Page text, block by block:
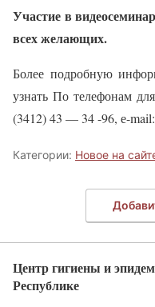
Участие в
всех желающих.
Более подробную
узнать По телефонам
(3412) 43 — 34 -96, е-
Категории: Новое на
Центр гигиены и
Республике